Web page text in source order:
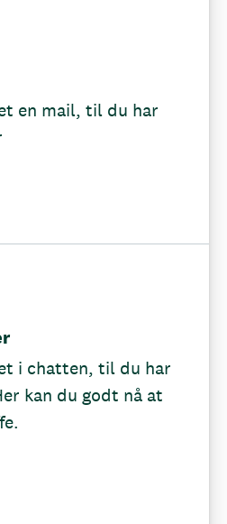
en mail, til du har
i chatten, til du har
kan du godt nå at